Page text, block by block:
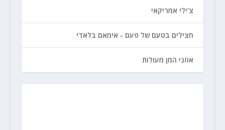
צ'ילי אמריקאי
חצילים בטעם של פעם - אימאם בלאדי
אוזני המן מעולות